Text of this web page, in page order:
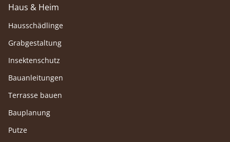
Haus & Heim
Hausschädlinge
Grabgestaltung
Insektenschutz
Bauanleitungen
Terrasse bauen
Bauplanung
Putze